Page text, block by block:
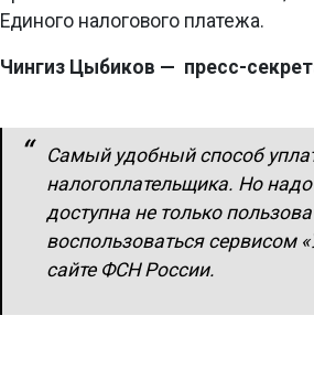
Единого налогового платежа.
Чингиз Цыбиков — пресс-
Самый удобный способ
налогоплательщика. Но
доступна не только
воспользоваться сервисом
сайте ФСН России.